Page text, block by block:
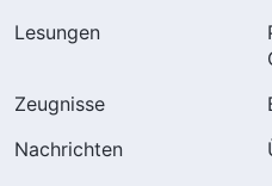
Lesungen
Zeugnisse
Nachrichten